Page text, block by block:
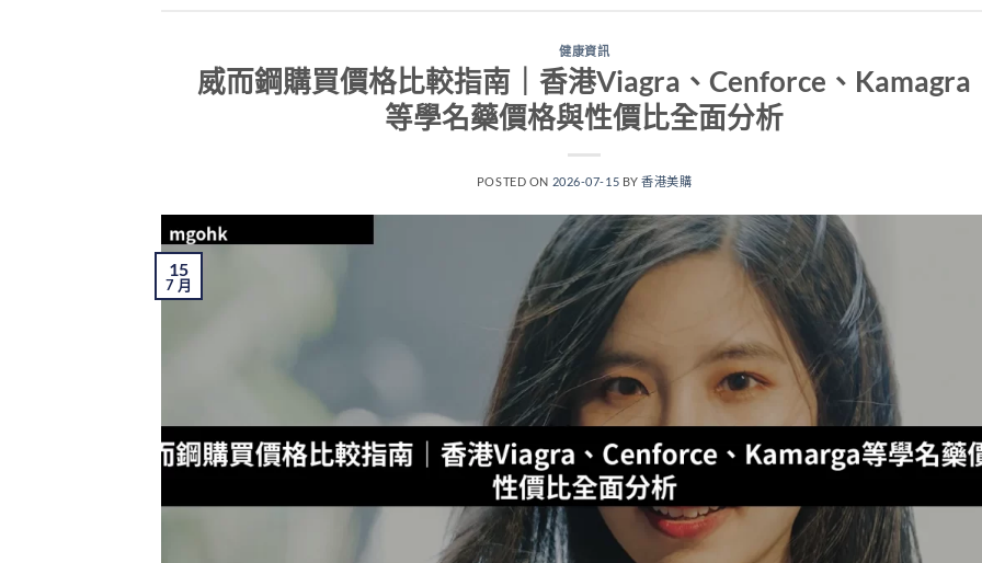
健康資訊
威而鋼購買價格比較指南｜香港Viagra、Cenforce、Kamagra
等學名藥價格與性價比全面分析
POSTED ON 2026-07-15 BY香港美購
15
7 月